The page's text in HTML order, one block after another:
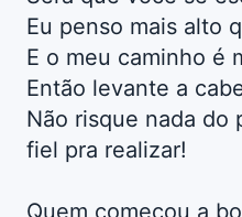
Eu penso mais alto
E o meu caminho é
Então levante a
Não risque nada do
fiel pra realizar!
Quem começou a